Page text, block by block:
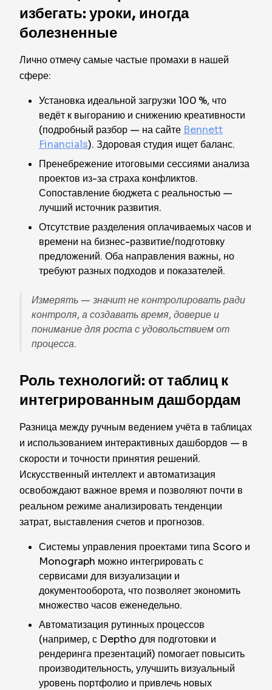
избегать: уроки, иногда
болезненные
Лично отмечу самые частые промахи в нашей
сфере:
Установка идеальной загрузки 100 %, что
ведёт к выгоранию и снижению креативности
(подробный разбор — на сайте Bennett
Financials). Здоровая студия ищет баланс.
Пренебрежение итоговыми сессиями анализа
проектов из-за страха конфликтов.
Сопоставление бюджета с реальностью —
лучший источник развития.
Отсутствие разделения оплачиваемых часов и
времени на бизнес-развитие/подготовку
предложений. Оба направления важны, но
требуют разных подходов и показателей.
Измерять — значит не контролировать ради
контроля, а создавать время, доверие и
понимание для роста с удовольствием от
процесса.
Роль технологий: от таблиц к
интегрированным дашбордам
Разница между ручным ведением учёта в таблицах
и использованием интерактивных дашбордов — в
скорости и точности принятия решений.
Искусственный интеллект и автоматизация
освобождают важное время и позволяют почти в
реальном режиме анализировать тенденции
затрат, выставления счетов и прогнозов.
Системы управления проектами типа Scoro и
Monograph можно интегрировать с
сервисами для визуализации и
документооборота, что позволяет экономить
множество часов еженедельно.
Автоматизация рутинных процессов
(например, с Deptho для подготовки и
рендеринга презентаций) помогает повысить
производительность, улучшить визуальный
уровень портфолио и привлечь новых